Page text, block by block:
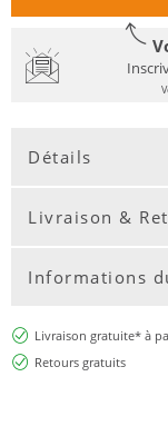
Détails
Livraison &
Informations
Livraison gratuite* à
Retours gratuits